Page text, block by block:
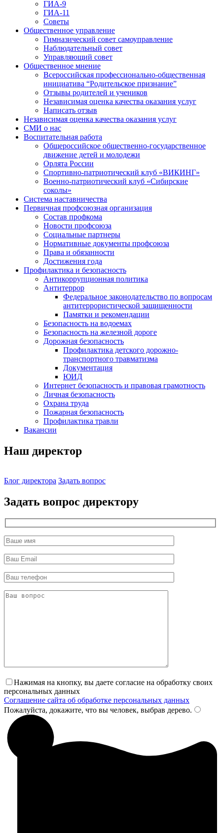
ГИА-9
ГИА-11
Советы
Общественное управление
Гимназический совет самоуправление
Наблюдательный совет
Управляющий совет
Общественное мнение
Всероссийская профессионально-общественная
инициатива “Родительское признание”
Отзывы родителей и учеников
Независимая оценка качества оказания услуг
Написать отзыв
Независимая оценка качества оказания услуг
СМИ о нас
Воспитательная работа
Общероссийское общественно-государственное
движение детей и молодежи
Орлята России
Спортивно-патриотический клуб «ВИКИНГ»
Военно-патриотический клуб «Сибирские
соколы»
Система наставничества
Первичная профсоюзная организация
Состав профкома
Новости профсоюза
Социальные партнеры
Нормативные документы профсоюза
Права и обязанности
Достижения года
Профилактика и безопасность
Антикоррупционная политика
Антитеррор
Федеральное законодательство по вопросам
антитеррористической защищенности
Памятки и рекомендации
Безопасность на водоемах
Безопасность на железной дороге
Дорожная безопасность
Профилактика детского дорожно-
транспортного травматизма
Документация
ЮИД
Интернет безопасность и правовая грамотность
Личная безопасность
Охрана труда
Пожарная безопасность
Профилактика травли
Вакансии
Наш директор
Блог директора Задать вопрос
Задать вопрос директору
Нажимая на кнопку, вы даете согласие на обработку своих
персональных данных
Соглашение сайта об обработке персональных данных
Пожалуйста, докажите, что вы человек, выбрав дерево.